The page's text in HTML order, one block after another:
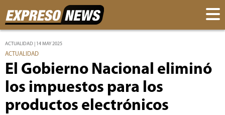
ACTUALIDAD | 14 MAY 2025
ACTUALIDAD
El Gobierno Nacional eliminó
los impuestos para los
productos electrónicos